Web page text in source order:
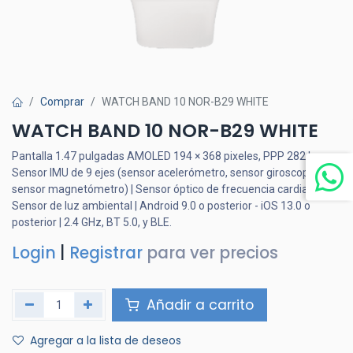
Comprar WATCH BAND 10 NOR-B29 WHITE
WATCH BAND 10 NOR-B29 WHITE
Pantalla 1.47 pulgadas AMOLED 194 × 368 pixeles, PPP 282 |
Sensor IMU de 9 ejes (sensor acelerómetro, sensor giroscopio,
sensor magnetómetro) | Sensor óptico de frecuencia cardiaca |
Sensor de luz ambiental | Android 9.0 o posterior - iOS 13.0 o
posterior | 2.4 GHz, BT 5.0, y BLE.
Login Registrar para ver precios
Añadir a carrito
Agregar a la lista de deseos